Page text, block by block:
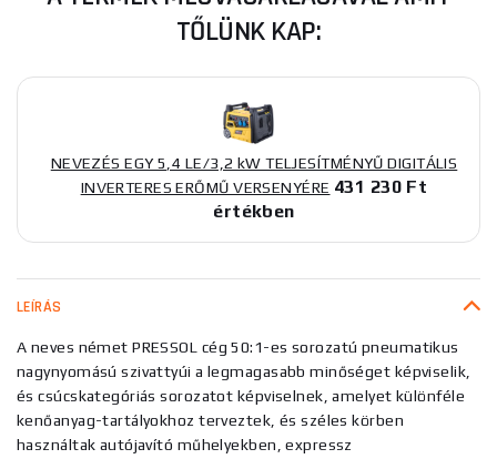
TŐLÜNK KAP:
NEVEZÉS EGY 5,4 LE/3,2 kW TELJESÍTMÉNYŰ DIGITÁLIS
INVERTERES ERŐMŰ VERSENYÉRE 431 230 Ft
értékben
LEÍRÁS
A neves német PRESSOL cég 50:1-es sorozatú pneumatikus
nagynyomású szivattyúi a legmagasabb minőséget képviselik,
és csúcskategóriás sorozatot képviselnek, amelyet különféle
kenőanyag-tartályokhoz terveztek, és széles körben
használtak autójavító műhelyekben, expressz